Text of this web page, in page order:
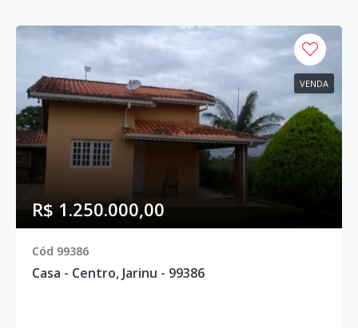
VENDA
R$ 1.250.000,00
Cód 99386
Casa - Centro, Jarinu - 99386